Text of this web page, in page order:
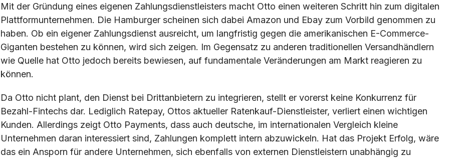
Mit der Gründung eines eigenen Zahlungsdienstleisters macht Otto einen weiteren Schritt hin zum digitalen
Plattformunternehmen. Die Hamburger scheinen sich dabei Amazon und Ebay zum Vorbild genommen zu
haben. Ob ein eigener Zahlungsdienst ausreicht, um langfristig gegen die amerikanischen E-Commerce-
Giganten bestehen zu können, wird sich zeigen. Im Gegensatz zu anderen traditionellen Versandhändlern
wie Quelle hat Otto jedoch bereits bewiesen, auf fundamentale Veränderungen am Markt reagieren zu
können.
Da Otto nicht plant, den Dienst bei Drittanbietern zu integrieren, stellt er vorerst keine Konkurrenz für
Bezahl-Fintechs dar. Lediglich Ratepay, Ottos aktueller Ratenkauf-Dienstleister, verliert einen wichtigen
Kunden. Allerdings zeigt Otto Payments, dass auch deutsche, im internationalen Vergleich kleine
Unternehmen daran interessiert sind, Zahlungen komplett intern abzuwickeln. Hat das Projekt Erfolg, wäre
das ein Ansporn für andere Unternehmen, sich ebenfalls von externen Dienstleistern unabhängig zu